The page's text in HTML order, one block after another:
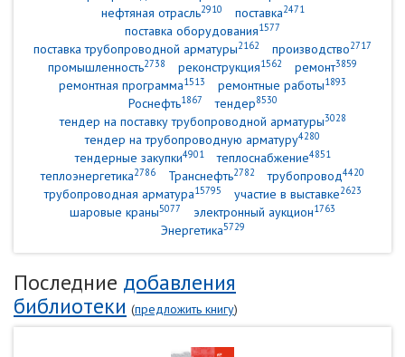
нефтяная отрасль2910 поставка2471
поставка оборудования1577
поставка трубопроводной арматуры2162 производство2717
промышленность2738 реконструкция1562 ремонт3859
ремонтная программа1513 ремонтные работы1893
Роснефть1867 тендер8530
тендер на поставку трубопроводной арматуры3028
тендер на трубопроводную арматуру4280
тендерные закупки4901 теплоснабжение4851
теплоэнергетика2786 Транснефть2782 трубопровод4420
трубопроводная арматура15795 участие в выставке2623
шаровые краны5077 электронный аукцион1763
Энергетика5729
Последние добавления
библиотеки (предложить книгу)